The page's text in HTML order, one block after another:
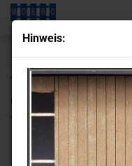
Hin­weis:
« Erster « zurück weiter
430
Artikel in dieser Kategorie
0- 145062 Tu­n­ing­kit für
-​grünes Haus-